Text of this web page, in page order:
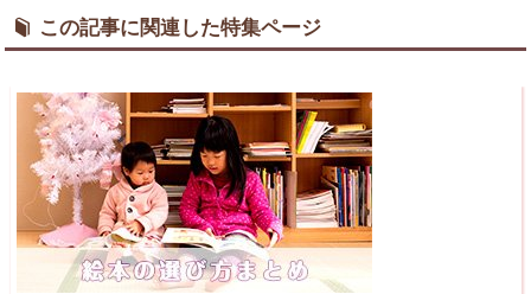
この記事に関連した特集ページ